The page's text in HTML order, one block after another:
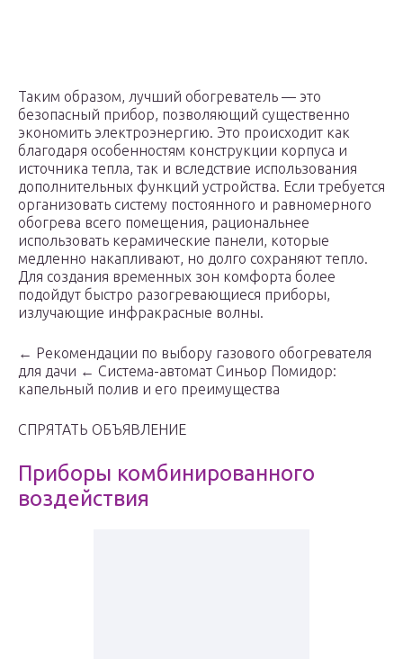
Таким образом, лучший обогреватель — это
безопасный прибор, позволяющий существенно
экономить электроэнергию. Это происходит как
благодаря особенностям конструкции корпуса и
источника тепла, так и вследствие использования
дополнительных функций устройства. Если требуется
организовать систему постоянного и равномерного
обогрева всего помещения, рациональнее
использовать керамические панели, которые
медленно накапливают, но долго сохраняют тепло.
Для создания временных зон комфорта более
подойдут быстро разогревающиеся приборы,
излучающие инфракрасные волны.
← Рекомендации по выбору газового обогревателя
для дачи ← Система-автомат Синьор Помидор:
капельный полив и его преимущества
СПРЯТАТЬ ОБЪЯВЛЕНИЕ
Приборы комбинированного
воздействия